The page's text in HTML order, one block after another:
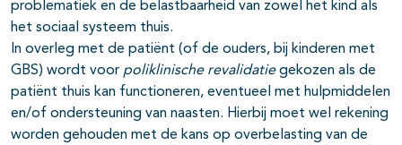
problematiek en de belastbaarheid van zowel het kind als
het sociaal systeem thuis.
In overleg met de patiënt (of de ouders, bij kinderen met
GBS) wordt voor poliklinische revalidatiegekozen als de
patiënt thuis kan functioneren, eventueel met hulpmiddelen
en/of ondersteuning van naasten. Hierbij moet wel rekening
worden gehouden met de kans op overbelasting van de